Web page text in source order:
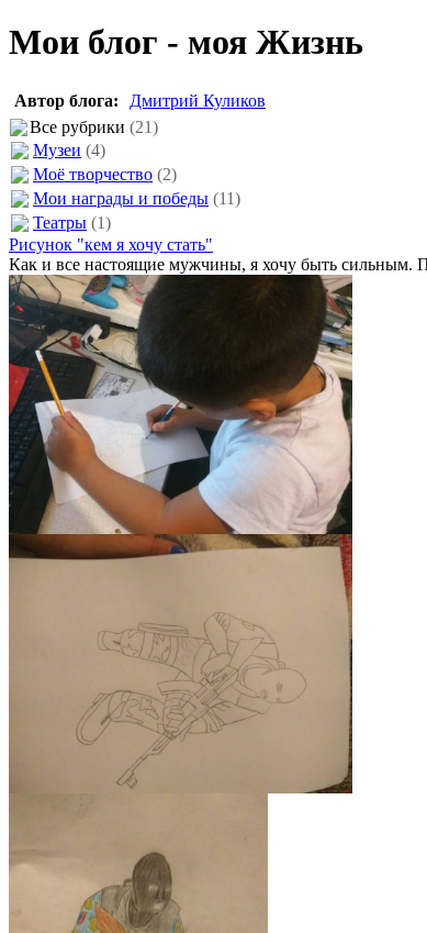
Мои блог - моя Жизнь
Автор блога:
Дмитрий Куликов
Все рубрики (21)
Музеи (4)
Моё творчество (2)
Мои награды и победы (11)
Театры (1)
Рисунок "кем я хочу стать"
Как и все настоящие мужчины, я хочу быть сильным.